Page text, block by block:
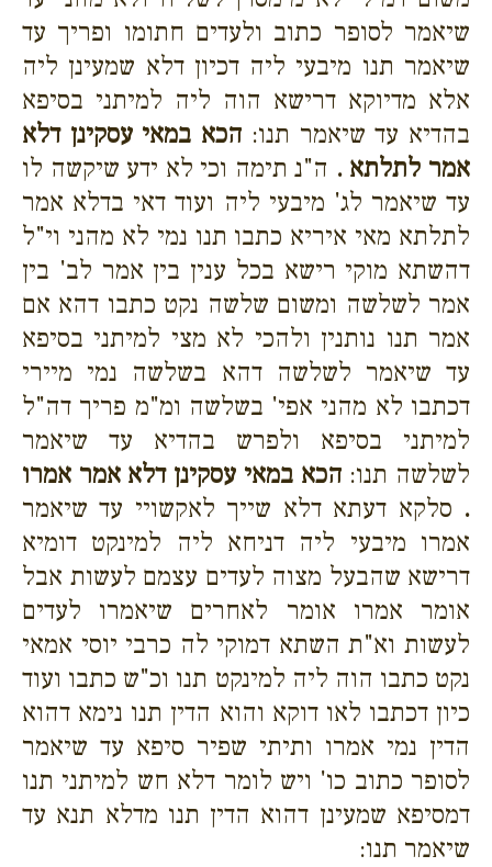
שיאמר לסופר כתוב ולעדים חתומו ופריך עד
שיאמר תנו מיבעי ליה דכיון דלא שמעינן ליה
אלא מדיוקא דרישא הוה ליה למיתני בסיפא
בהדיא עד שיאמר תנו: הכא במאי עסקינן דלא
אמר לתלתא . ה"נ תימה וכי לא ידע שיקשה לו
עד שיאמר לג' מיבעי ליה ועוד דאי בדלא אמר
לתלתא מאי איריא כתבו תנו נמי לא מהני וי"ל
דהשתא מוקי רישא בכל ענין בין אמר לב' בין
אמר לשלשה ומשום שלשה נקט כתבו דהא אם
אמר תנו נותנין ולהכי לא מצי למיתני בסיפא
עד שיאמר לשלשה דהא בשלשה נמי מיירי
דכתבו לא מהני אפי' בשלשה ומ"מ פריך דה"ל
למיתני בסיפא ולפרש בהדיא עד שיאמר
לשלשה תנו: הכא במאי עסקינן דלא אמר אמרו
. סלקא דעתא דלא שייך לאקשויי עד שיאמר
אמרו מיבעי ליה דניחא ליה למינקט דומיא
דרישא שהבעל מצוה לעדים עצמם לעשות אבל
אומר אמרו אומר לאחרים שיאמרו לעדים
לעשות וא"ת השתא דמוקי לה כרבי יוסי אמאי
נקט כתבו הוה ליה למינקט תנו וכ"ש כתבו ועוד
כיון דכתבו לאו דוקא והוא הדין תנו נימא דהוא
הדין נמי אמרו ותיתי שפיר סיפא עד שיאמר
לסופר כתוב כו' ויש לומר דלא חש למיתני תנו
דמסיפא שמעינן דהוא הדין תנו מדלא תנא עד
שיאמר תנו: